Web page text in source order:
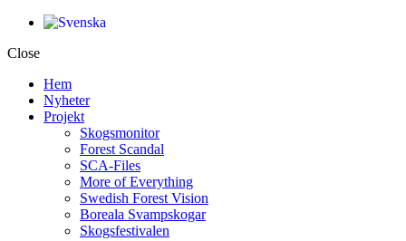
Close
Hem
Nyheter
Projekt
Skogsmonitor
Forest Scandal
SCA-Files
More of Everything
Swedish Forest Vision
Boreala Svampskogar
Skogsfestivalen